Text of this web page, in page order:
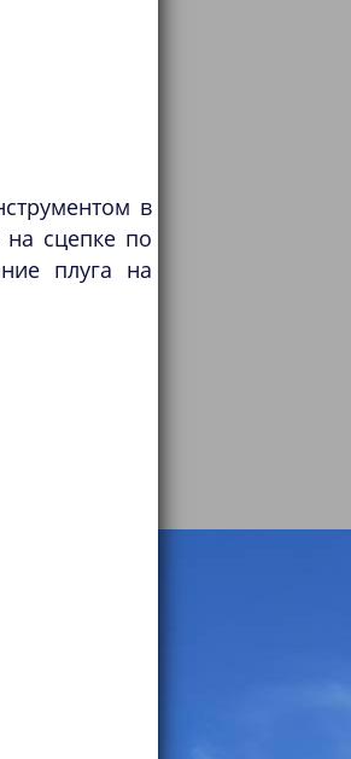
в
на сцепке по
плуга на